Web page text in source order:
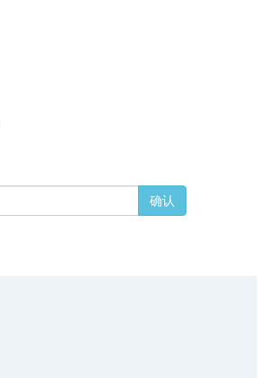
确认